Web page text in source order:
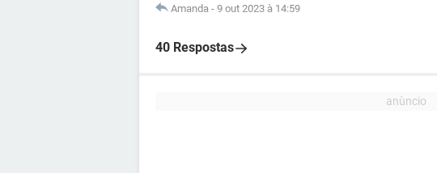
Amanda - 9 out 2023 à 14:59
40 Respostas